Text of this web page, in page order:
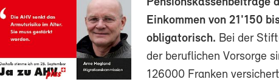
Pensionskassenbeiträge
Einkommen von 21'150
obligatorisch. Bei der
der beruflichen Vorsorge
126000 Franken